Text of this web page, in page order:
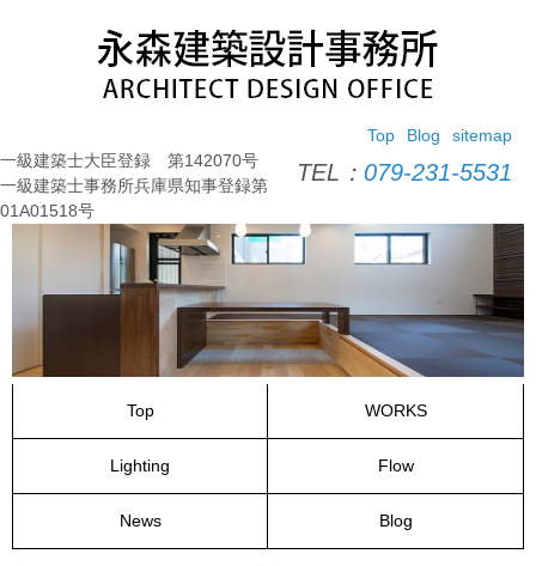
ス
キ
ッ
sitemap
Blog
Top
TEL： 079-231-5531
一級建築士大臣登録 第142070号
一級建築士事務所兵庫県知事登録第
01A01518号
Top WORKS
Lighting Flow
News Blog